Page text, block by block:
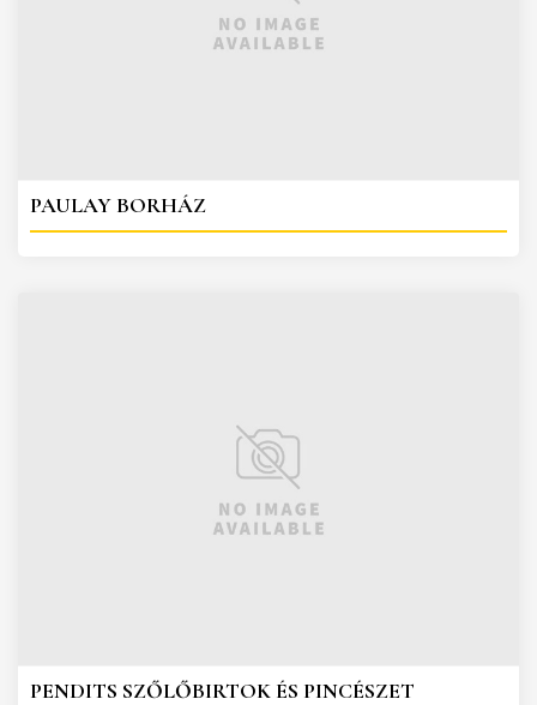
PAULAY BORHÁZ
PENDITS SZŐLŐBIRTOK ÉS PINCÉSZET